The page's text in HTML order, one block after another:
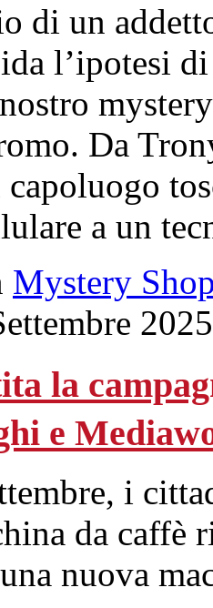
di un
l’ipotesi
Da
a un
Mystery
la
e
i
da caffè
nuova